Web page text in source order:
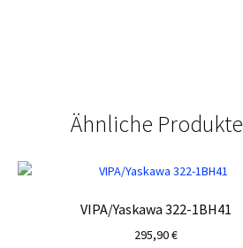
Ähnliche Produkte
VIPA/Yaskawa 322-1BH41
295,90€